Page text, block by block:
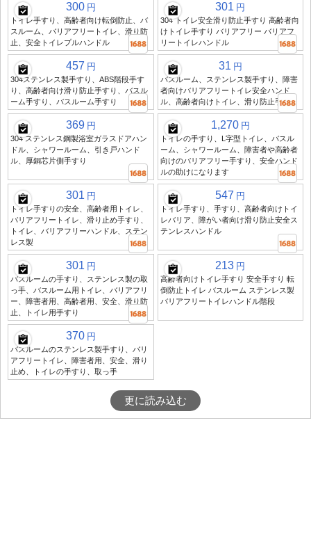
300 円
トイレ手すり、高齢者向け転倒防止、バ
スルーム、バリアフリートイレ、滑り防
止、安全トイレプルハンドル
301 円
304 トイレ安全滑り防止手すり 高齢者向
けトイレ手すり バリアフリー バリアフ
リートイレハンドル
457 円
304ステンレス製手すり、ABS階段手す
り、高齢者向け滑り防止手すり、バスル
ーム手すり、バスルーム手すり
31 円
バスルーム、ステンレス製手すり、障害
者向けバリアフリートイレ安全ハンド
ル、高齢者向けトイレ、滑り防止手すり
369 円
304 ステンレス鋼製浴室ガラスドアハン
ドル、シャワールーム、引き戸ハンド
ル、厚銅芯片側手すり
1,270 円
トイレの手すり、L字型トイレ、バスル
ーム、シャワールーム、障害者や高齢者
向けのバリアフリー手すり、安全ハンド
ルの助けになります
301 円
トイレ手すりの安全、高齢者用トイレ、
バリアフリートイレ、滑り止め手すり、
トイレ、バリアフリーハンドル、ステン
レス製
547 円
トイレ手すり、手すり、高齢者向けトイ
レバリア、障がい者向け滑り防止安全ス
テンレスハンドル
301 円
バスルームの手すり、ステンレス製の取
っ手、バスルーム用トイレ、バリアフリ
ー、障害者用、高齢者用、安全、滑り防
止、トイレ用手すり
213 円
高齢者向けトイレ手すり 安全手すり 転
倒防止トイレ バスルーム ステンレス製
バリアフリートイレハンドル階段
370 円
バスルームのステンレス製手すり、バリ
アフリートイレ、障害者用、安全、滑り
止め、トイレの手すり、取っ手
更に読み込む